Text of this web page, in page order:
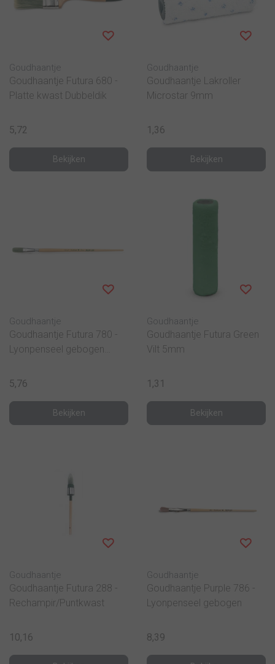
Goudhaantje
Goudhaantje Futura 680 -
Platte kwast Dubbeldik
5,72
Bekijken
Goudhaantje
Goudhaantje Lakroller
Microstar 9mm
1,36
Bekijken
Goudhaantje
Goudhaantje Futura 780 -
Lyonpenseel gebogen
5,76
Bekijken
Goudhaantje
Goudhaantje Futura Green
Vilt 5mm
1,31
Bekijken
Goudhaantje
Goudhaantje Futura 288 -
Rechampir/Puntkwast
10,16
Goudhaantje
Goudhaantje Purple 786 -
Lyonpenseel gebogen
8,39